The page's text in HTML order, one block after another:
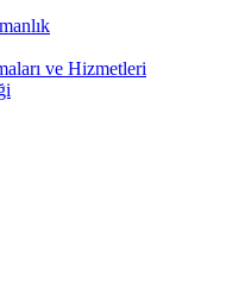
ve Hizmetleri